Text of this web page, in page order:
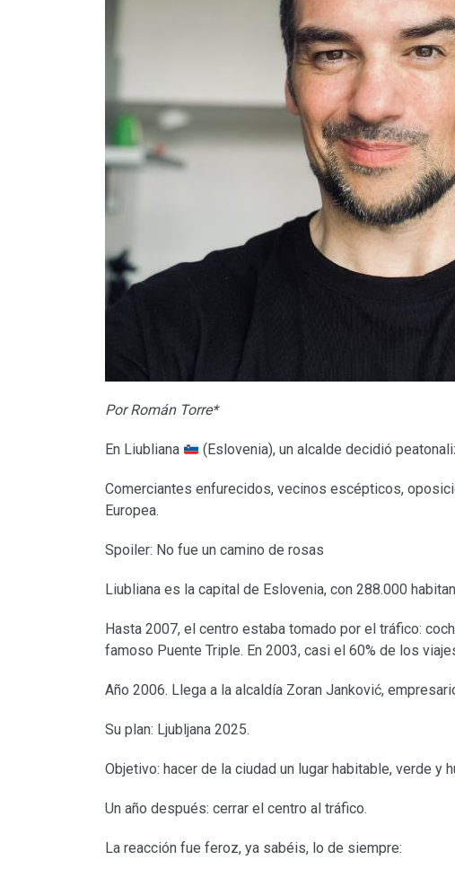
Por Román Torre*
En Liubliana (Eslovenia), un alcalde decidió
Comerciantes enfurecidos, vecinos escépticos,
Europea.
Spoiler: No fue un camino de rosas
Liubliana es la capital de Eslovenia, con 288.000
Hasta 2007, el centro estaba tomado por el tráfico:
famoso Puente Triple. En 2003, casi el 60% de los
Año 2006. Llega a la alcaldía Zoran Janković,
Su plan: Ljubljana 2025.
Objetivo: hacer de la ciudad un lugar habitable, verde y
Un año después: cerrar el centro al tráfico.
La reacción fue feroz, ya sabéis, lo de siempre: